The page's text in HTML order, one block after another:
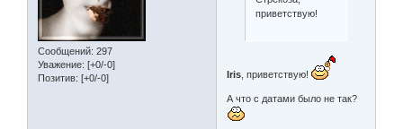
Сообщений: 297
Уважение: [+0/-0]
Позитив: [+0/-0]
приветствую!
Iris , приветствую!
А что с датами было не так?